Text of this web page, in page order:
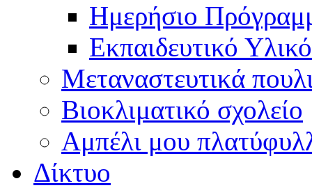
Ημερήσιο
Εκπαιδευτικό Υλικό
Μεταναστευτικά
Βιοκλιματικό σχολείο
Αμπέλι μου
Δίκτυο